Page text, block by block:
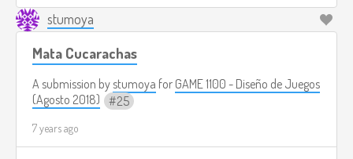
But you will also have the option to not kill any of the
killing you will be rewarded with an unique skiing for your
bear and a special achievement,
In this game there's no health bar, you will become weaker
eventually if you don't eat anything in a certain time.
stumoya
Mata Cucarachas
A submission bystumoya for GAME 1100 - Diseño de Juegos
(Agosto 2018)
25
7 years ago